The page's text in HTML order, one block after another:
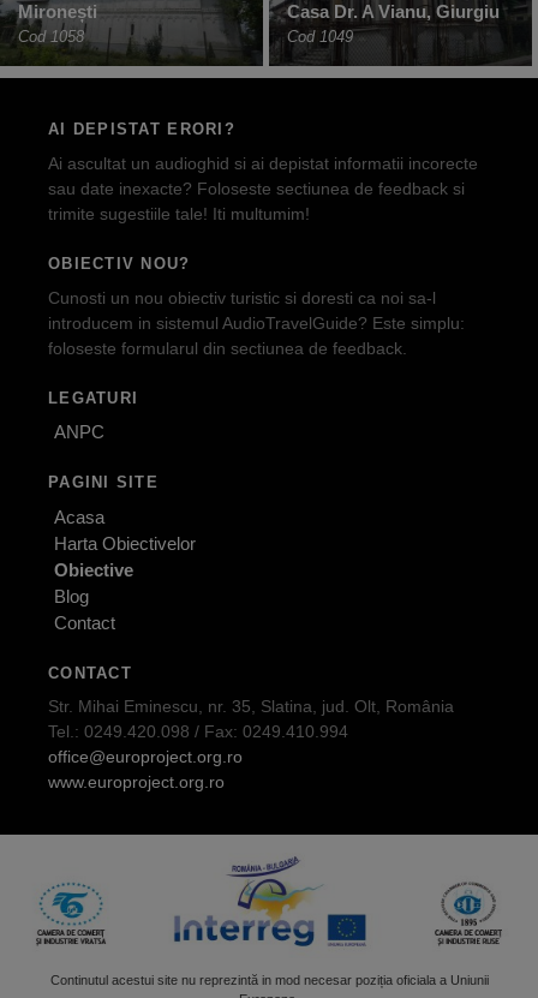
Mironești
Cod 1058
Casa Dr. A Vianu, Giurgiu
Cod 1049
AI DEPISTAT ERORI?
Ai ascultat un audioghid si ai depistat informatii incorecte
sau date inexacte? Foloseste sectiunea de feedback si
trimite sugestiile tale! Iti multumim!
OBIECTIV NOU?
Cunosti un nou obiectiv turistic si doresti ca noi sa-l
introducem in sistemul AudioTravelGuide? Este simplu:
foloseste formularul din sectiunea de feedback.
LEGATURI
ANPC
PAGINI SITE
Acasa
Harta Obiectivelor
Obiective
Blog
Contact
CONTACT
Str. Mihai Eminescu, nr. 35, Slatina, jud. Olt, România
Tel.: 0249.420.098 / Fax: 0249.410.994
office@europroject.org.ro
www.europroject.org.ro
Continutul acestui site nu reprezintă in mod necesar poziția oficiala a Uniunii